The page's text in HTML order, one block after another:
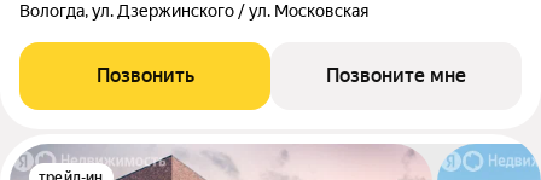
Вологда, ул. Дзержинского / ул. Московская
Позвонить Позвоните мне